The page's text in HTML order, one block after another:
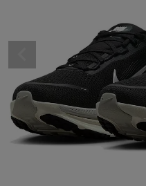
商品が見つからない方はこ
最近閲覧した商品